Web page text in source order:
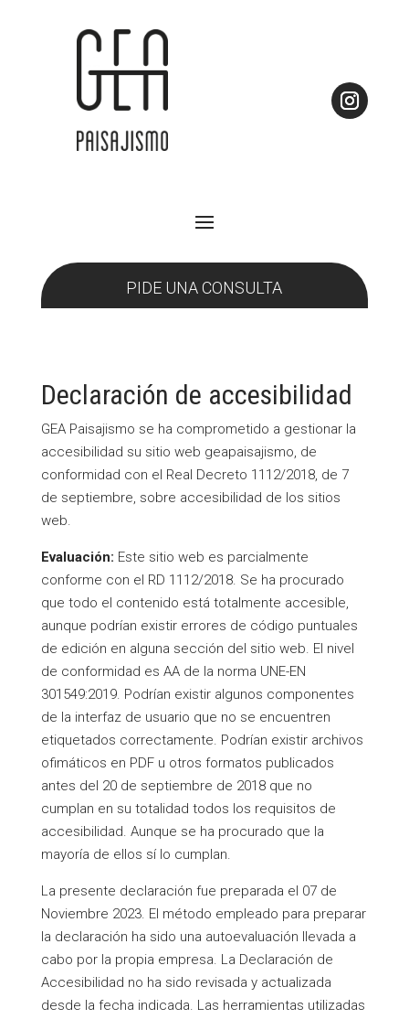
PIDE UNA CONSULTA
Declaración de accesibilidad
GEA Paisajismo se ha comprometido a gestionar la
accesibilidad su sitio web geapaisajismo, de
conformidad con el Real Decreto 1112/2018, de 7
de septiembre, sobre accesibilidad de los sitios
web.
Evaluación: Este sitio web es parcialmente
conforme con el RD 1112/2018. Se ha procurado
que todo el contenido está totalmente accesible,
aunque podrían existir errores de código puntuales
de edición en alguna sección del sitio web. El nivel
de conformidad es AA de la norma UNE-EN
301549:2019. Podrían existir algunos componentes
de la interfaz de usuario que no se encuentren
etiquetados correctamente. Podrían existir archivos
ofimáticos en PDF u otros formatos publicados
antes del 20 de septiembre de 2018 que no
cumplan en su totalidad todos los requisitos de
accesibilidad. Aunque se ha procurado que la
mayoría de ellos sí lo cumplan.
La presente declaración fue preparada el 07 de
Noviembre 2023. El método empleado para preparar
la declaración ha sido una autoevaluación llevada a
cabo por la propia empresa. La Declaración de
Accesibilidad no ha sido revisada y actualizada
desde la fecha indicada. Las herramientas utilizadas